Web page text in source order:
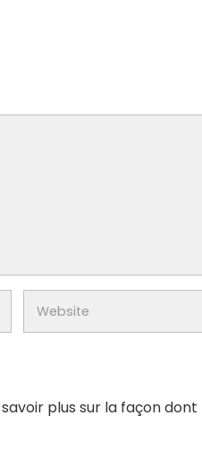
savoir plus sur la façon dont